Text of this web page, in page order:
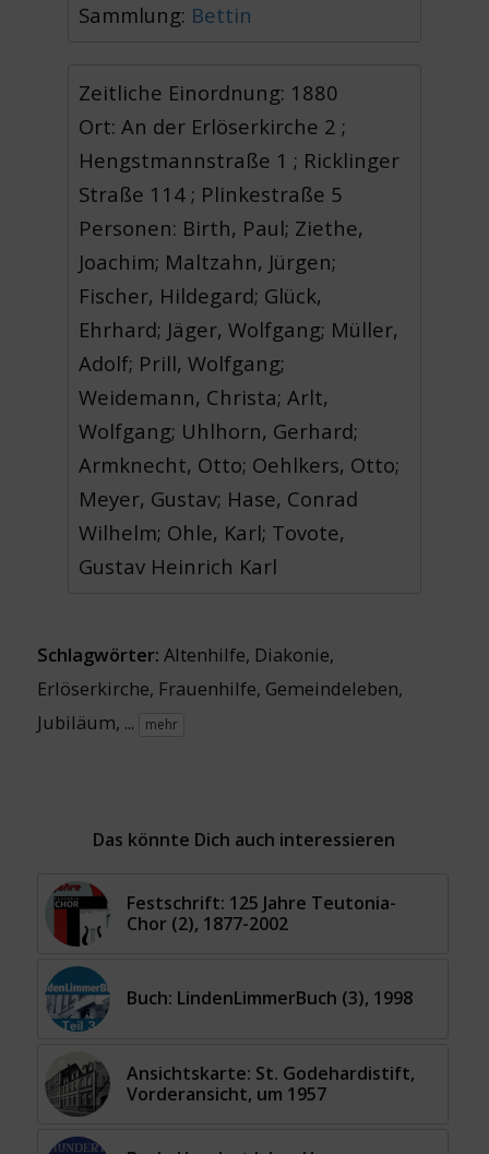
Sammlung: Bettin
Zeitliche Einordnung: 1880
Ort: An der Erlöserkirche 2 ;
Hengstmannstraße 1 ; Ricklinger
Straße 114 ; Plinkestraße 5
Personen: Birth, Paul; Ziethe,
Joachim; Maltzahn, Jürgen;
Fischer, Hildegard; Glück,
Ehrhard; Jäger, Wolfgang; Müller,
Adolf; Prill, Wolfgang;
Weidemann, Christa; Arlt,
Wolfgang; Uhlhorn, Gerhard;
Armknecht, Otto; Oehlkers, Otto;
Meyer, Gustav; Hase, Conrad
Wilhelm; Ohle, Karl; Tovote,
Gustav Heinrich Karl
Schlagwörter: Altenhilfe, Diakonie,
Erlöserkirche, Frauenhilfe, Gemeindeleben,
Jubiläum, ... mehr
Das könnte Dich auch interessieren
Festschrift: 125 Jahre Teutonia-
Chor (2), 1877-2002
Buch: LindenLimmerBuch (3), 1998
Ansichtskarte: St. Godehardistift,
Vorderansicht, um 1957